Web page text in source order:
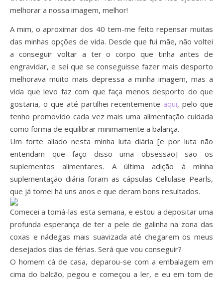
melhorar a nossa imagem, melhor!
A mim, o aproximar dos 40 tem-me feito repensar muitas
das minhas opções de vida. Desde que fui mãe, não voltei
a conseguir voltar a ter o corpo que tinha antes de
engravidar, e sei que se conseguisse fazer mais desporto
melhorava muito mais depressa a minha imagem, mas a
vida que levo faz com que faça menos desporto do que
gostaria, o que até partilhei recentemente aqui, pelo que
tenho promovido cada vez mais uma alimentação cuidada
como forma de equilibrar minimamente a balança.
Um forte aliado nesta minha luta diária [e por luta não
entendam que faço disso uma obsessão] são os
suplementos alimentares. A última adição à minha
suplementação diária foram as cápsulas Cellulase Pearls,
que já tomei há uns anos e que deram bons resultados.
Comecei a tomá-las esta semana, e estou a depositar uma
profunda esperança de ter a pele de galinha na zona das
coxas e nádegas mais suavizada até chegarem os meus
desejados dias de férias. Será que vou conseguir?
O homem cá de casa, deparou-se com a embalagem em
cima do balcão, pegou e começou a ler, e eu em tom de